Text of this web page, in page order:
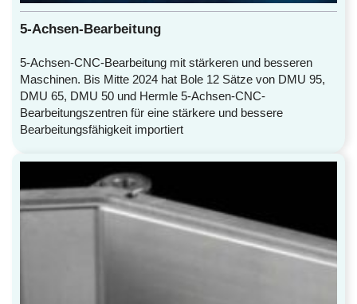
5-Achsen-Bearbeitung
5-Achsen-CNC-Bearbeitung mit stärkeren und besseren
Maschinen. Bis Mitte 2024 hat Bole 12 Sätze von DMU 95,
DMU 65, DMU 50 und Hermle 5-Achsen-CNC-
Bearbeitungszentren für eine stärkere und bessere
Bearbeitungsfähigkeit importiert